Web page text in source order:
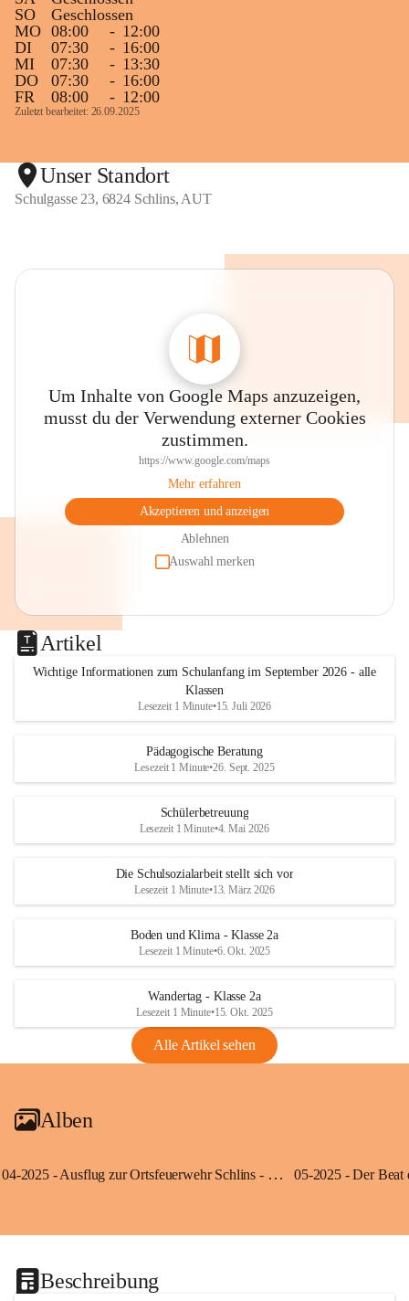
SO
Geschlossen
MO 08:00 - 12:00
DI
07:30 - 16:00
MI
07:30 - 13:30
DO
07:30 - 16:00
FR
08:00 - 12:00
Zuletzt bearbeitet: 26.09.2025
Unser Standort
Schulgasse 23, 6824 Schlins, AUT
Um Inhalte von Google Maps anzuzeigen,
musst du der Verwendung externer Cookies
zustimmen.
https://www.google.com/maps
Mehr erfahren
Akzeptieren und anzeigen
Ablehnen
Auswahl merken
Artikel
Wichtige Informationen zum Schulanfang im September 2026 - alle
Klassen
Lesezeit 1 Minute•15. Juli 2026
Pädagogische Beratung
Lesezeit 1 Minute•26. Sept. 2025
Schülerbetreuung
Lesezeit 1 Minute•4. Mai 2026
Die Schulsozialarbeit stellt sich vor
Lesezeit 1 Minute•13. März 2026
Boden und Klima - Klasse 2a
Lesezeit 1 Minute•6. Okt. 2025
Wandertag - Klasse 2a
Lesezeit 1 Minute•15. Okt. 2025
Alle Artikel sehen
Alben
04-2025 - Ausflug zur Ortsfeuerwehr Schlins - Klassen 3a und 3b
Beschreibung